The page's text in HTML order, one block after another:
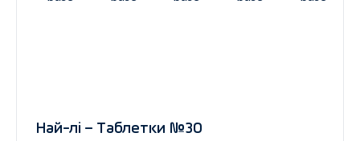
Най-лі – Таблетки №30